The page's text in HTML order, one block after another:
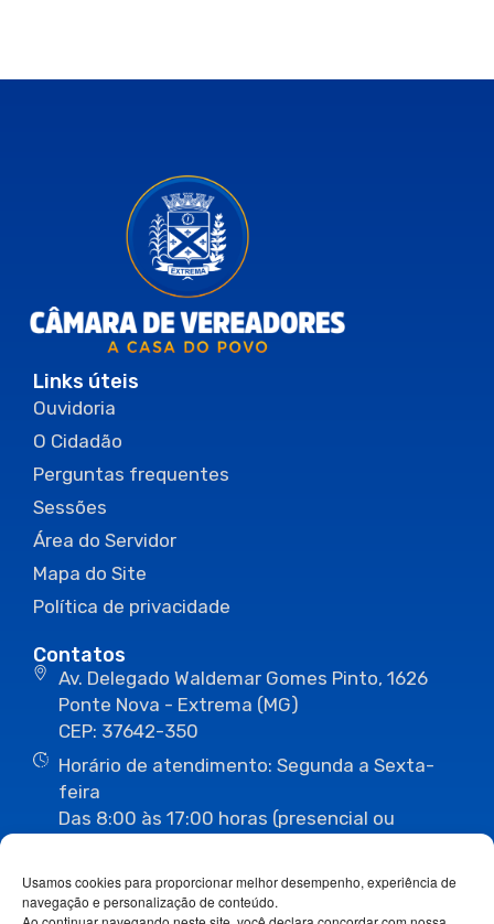
Usamos cookies para proporcionar melhor desempenho, experiência de
navegação e personalização de conteúdo.
Links úteis
Ouvidoria
O Cidadão
Perguntas frequentes
Sessões
Área do Servidor
Mapa do Site
Política de privacidade
Contatos
Av. Delegado Waldemar Gomes Pinto, 1626
Ponte Nova - Extrema (MG)
CEP: 37642-350
Horário de atendimento: Segunda a Sexta-
feira
Das 8:00 às 17:00 horas (presencial ou
(35) 3435-1112 (35) 3435-3063
ouvidoria@camaraextrema.mg.gov.br